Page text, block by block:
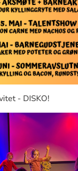
- DISKO!